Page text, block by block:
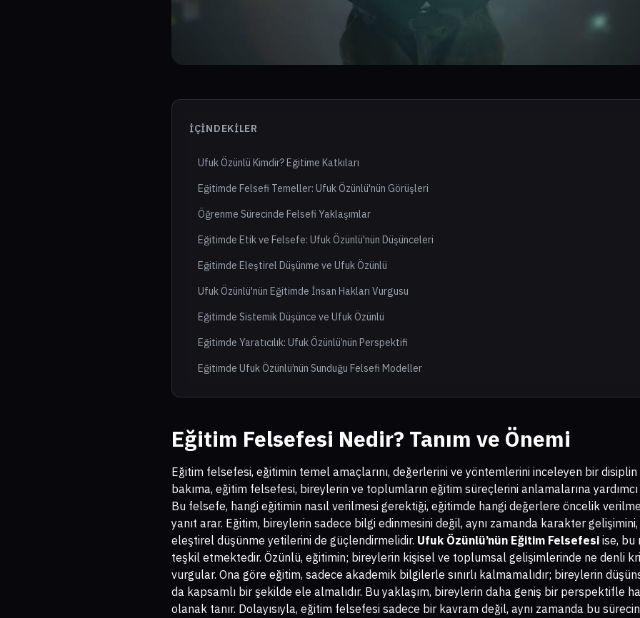
İÇINDEKILER
Ufuk Özünlü Kimdir? Eğitime Katkıları
Eğitimde Felsefi Temeller: Ufuk Özünlü'nün Görüşleri
Öğrenme Sürecinde Felsefi Yaklaşımlar
Eğitimde Etik ve Felsefe: Ufuk Özünlü'nün Düşünceleri
Eğitimde Eleştirel Düşünme ve Ufuk Özünlü
Ufuk Özünlü'nün Eğitimde İnsan Hakları Vurgusu
Eğitimde Sistemik Düşünce ve Ufuk Özünlü
Eğitimde Yaratıcılık: Ufuk Özünlü’nün Perspektifi
Eğitimde Ufuk Özünlü’nün Sunduğu Felsefi Modeller
Eğitim Felsefesi Nedir? Tanım ve Önemi
Eğitim felsefesi, eğitimin temel amaçlarını, değerlerini ve yöntemlerini inceleyen bir disiplin
bakıma, eğitim felsefesi, bireylerin ve toplumların eğitim süreçlerini anlamalarına
Bu felsefe, hangi eğitimin nasıl verilmesi gerektiği, eğitimde hangi değerlere öncelik
yanıt arar. Eğitim, bireylerin sadece bilgi edinmesini değil, aynı zamanda karakter
eleştirel düşünme yetilerini de güçlendirmelidir. Ufuk Özünlü’nün Eğitim Felsefesi ise, bu
teşkil etmektedir. Özünlü, eğitimin; bireylerin kişisel ve toplumsal gelişimlerinde ne denli
vurgular. Ona göre eğitim, sadece akademik bilgilerle sınırlı kalmamalıdır; bireylerin
da kapsamlı bir şekilde ele almalıdır. Bu yaklaşım, bireylerin daha geniş bir perspektifle
olanak tanır. Dolayısıyla, eğitim felsefesi sadece bir kavram değil, aynı zamanda bu